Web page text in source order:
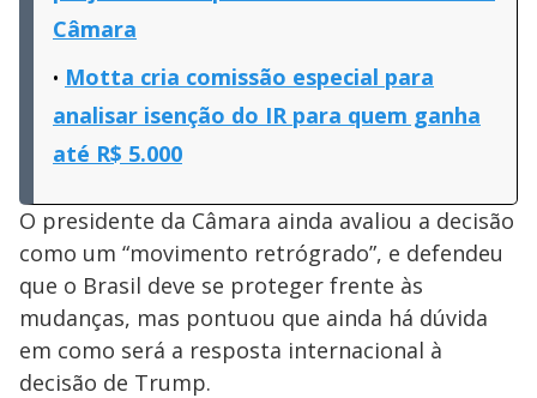
Câmara
Motta cria comissão especial para
analisar isenção do IR para quem ganha
até R$ 5.000
O presidente da Câmara ainda avaliou a decisão
como um “movimento retrógrado”, e defendeu
que o Brasil deve se proteger frente às
mudanças, mas pontuou que ainda há dúvida
em como será a resposta internacional à
decisão de Trump.